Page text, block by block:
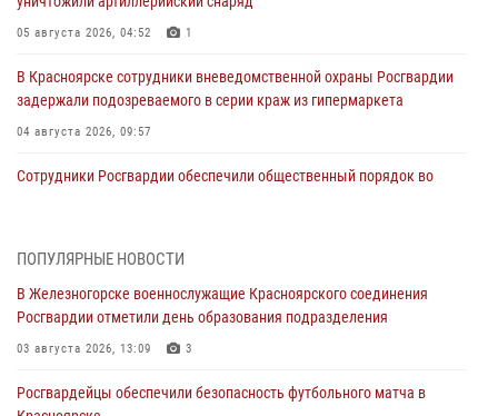
05 августа 2026, 04:52 1
В Красноярске сотрудники вневедомственной охраны Росгвардии
задержали подозреваемого в серии краж из гипермаркета
04 августа 2026, 09:57
Сотрудники Росгвардии обеспечили общественный порядок во
в серии краж из супермаркета
04 августа 2026, 06:50
познакомили отдыхающих детей с тонкостями РХБ защиты
ПОПУЛЯРНЫЕ НОВОСТИ
В Железногорске военнослужащие Красноярского соединения
Росгвардии отметили день образования подразделения
03 августа 2026, 13:09 3
Росгвардейцы обеспечили безопасность футбольного матча в